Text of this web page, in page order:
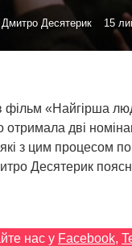
Дмитро Десятерик 15
фільм «Найгірша
дві
з цим процесом
Десятерик
нас у Facebook,